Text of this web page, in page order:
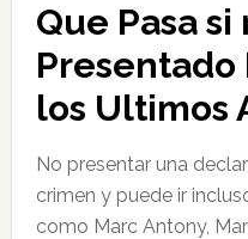
Que Pasa si
Presentado
los Ultimos
No presentar una
crimen y puede ir
como Marc Antony,